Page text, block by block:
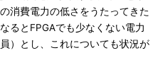
消費電力の低さをうたってきた
るとFPGAでも少なくない電力
）とし、これについても状況が